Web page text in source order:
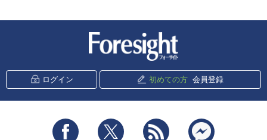
ログイン 初めての方 会員登録
Facebook Twitter RSS